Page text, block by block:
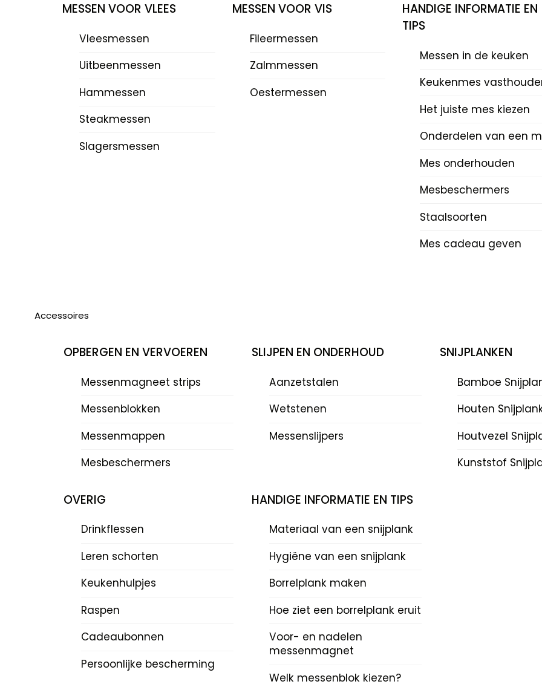
MESSEN VOOR VLEES
Vleesmessen
Uitbeenmessen
Hammessen
Steakmessen
Slagersmessen
MESSEN VOOR VIS
Fileermessen
Zalmmessen
Oestermessen
HANDIGE INFORMATIE EN
TIPS
Messen in de keuken
Keukenmes
Het juiste mes kiezen
Onderdelen van een
Mes onderhouden
Mesbeschermers
Staalsoorten
Mes cadeau geven
Accessoires
OPBERGEN EN VERVOEREN
Messenmagneet strips
Messenblokken
Messenmappen
Mesbeschermers
SLIJPEN EN ONDERHOUD
Aanzetstalen
Wetstenen
Messenslijpers
SNIJPLANKEN
Bamboe
Houten
Houtvezel
Kunststof
OVERIG
Drinkflessen
Leren schorten
Keukenhulpjes
Raspen
Cadeaubonnen
Persoonlijke bescherming
HANDIGE INFORMATIE EN TIPS
Materiaal van een snijplank
Hygiëne van een snijplank
Borrelplank maken
Hoe ziet een borrelplank eruit
Voor- en nadelen
messenmagnet
Welk messenblok kiezen?